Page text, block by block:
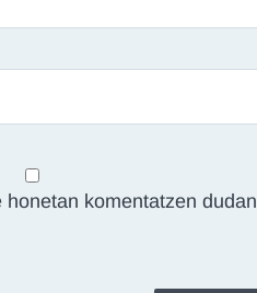
komentatzen dudan